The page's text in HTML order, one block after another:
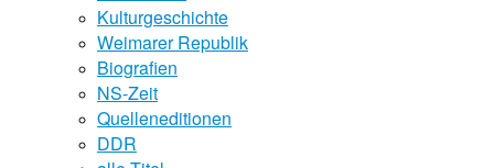
Kulturgeschichte
Weimarer Republik
Biografien
NS-Zeit
Quelleneditionen
DDR